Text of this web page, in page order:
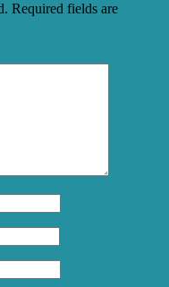
Required fields are